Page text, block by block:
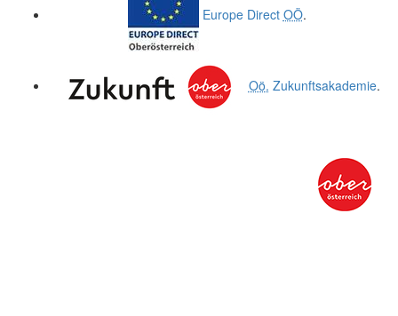
Europe Direct OÖ.
Oö. Zukunftsakademie.